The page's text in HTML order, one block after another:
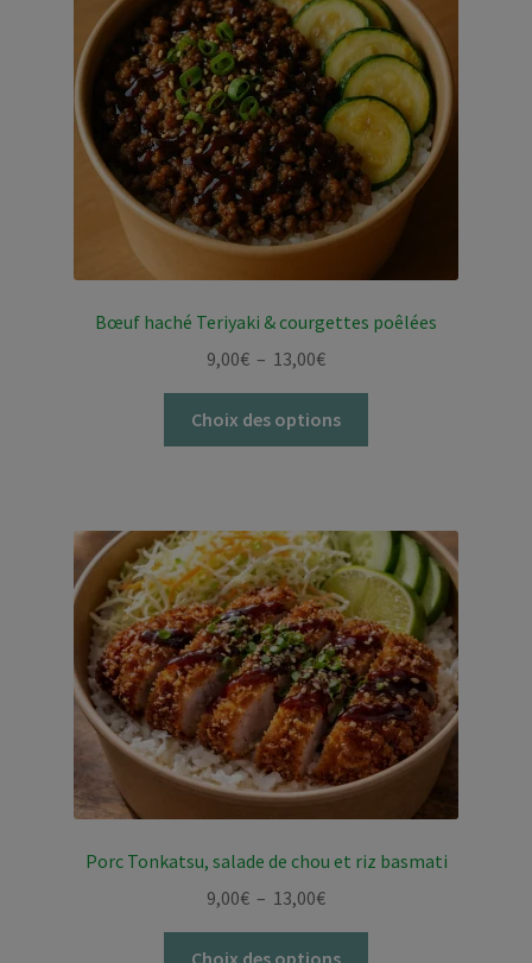
Les
options
peuvent
être
choisies
sur
la
page
produit
Bœuf haché Teriyaki & courgettes poêlées
9,00€ – 13,00€Plage
prix :
9,00€
Choix des options
Les
options
peuvent
être
choisies
sur
la
page
du
produit
Porc Tonkatsu, salade de chou et riz basmati
9,00€ – 13,00€Plage
prix :
Choix des options